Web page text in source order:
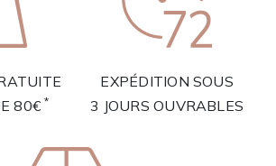
80€*
EXPÉDITION SOUS
3 JOURS OUVRABLES